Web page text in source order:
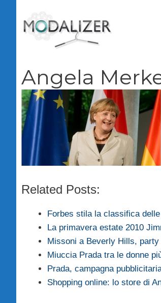
contenuto
Angela
Related Posts:
Forbes stila la classifica
La primavera estate 2010
Missoni a Beverly Hills,
Miuccia Prada tra le donne
Prada, campagna
Shopping online: lo store di